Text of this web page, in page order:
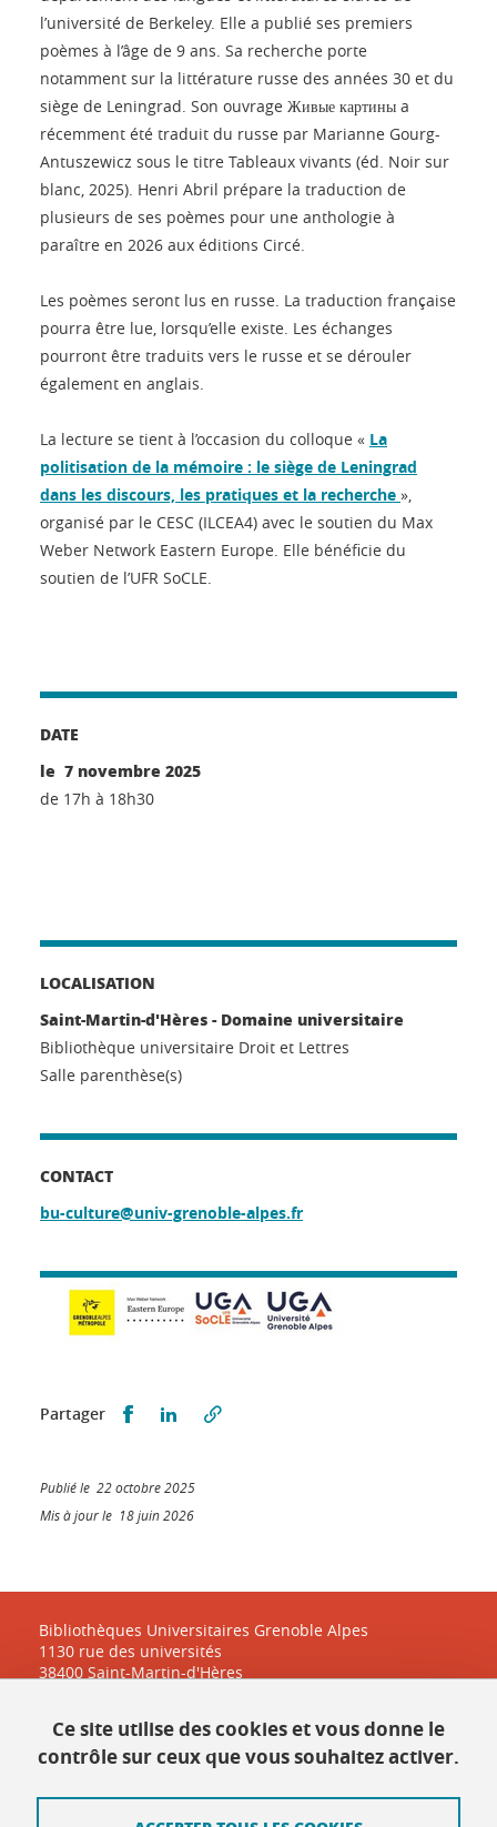
l’université de Berkeley. Elle a publié ses premiers
poèmes à l’âge de 9 ans. Sa recherche porte
notamment sur la littérature russe des années 30 et du
siège de Leningrad. Son ouvrage Живые картины a
récemment été traduit du russe par Marianne Gourg-
Antuszewicz sous le titre Tableaux vivants (éd. Noir sur
blanc, 2025). Henri Abril prépare la traduction de
plusieurs de ses poèmes pour une anthologie à
paraître en 2026 aux éditions Circé.
Les poèmes seront lus en russe. La traduction française
pourra être lue, lorsqu’elle existe. Les échanges
pourront être traduits vers le russe et se dérouler
également en anglais.
La lecture se tient à l’occasion du colloque « La
politisation de la mémoire : le siège de Leningrad
dans les discours, les pratiques et la recherche »,
organisé par le CESC (ILCEA4) avec le soutien du Max
Weber Network Eastern Europe. Elle bénéficie du
soutien de l’UFR SoCLE.
DATE
le 7 novembre 2025
de 17h à 18h30
LOCALISATION
Saint-Martin-d'Hères - Domaine universitaire
Bibliothèque universitaire Droit et Lettres
Salle parenthèse(s)
CONTACT
bu-culture@univ-grenoble-alpes.fr
Partager Partager sur Facebook
Partager sur LinkedIn
Publié le 22 octobre 2025
Mis à jour le 18 juin 2026
Bibliothèques Universitaires Grenoble Alpes
1130 rue des universités
38400 Saint-Martin-d'Hères
Contact
Plan du site
Ce site utilise des cookies et vous donne le
contrôle sur ceux que vous souhaitez activer.